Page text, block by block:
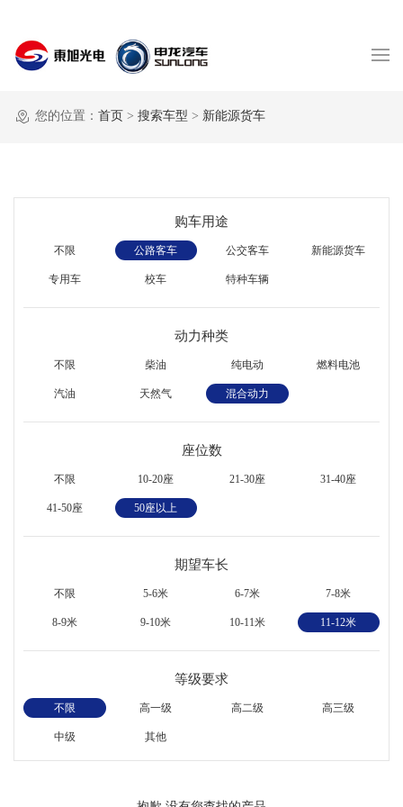
您的位置： 首页 > 搜索车型 > 新能源货车
购车用途
不限 公路客车 公交客车 新能源货车
专用车 校车 特种车辆
动力种类
不限 柴油 纯电动 燃料电池
汽油 天然气 混合动力
座位数
不限 10-20座 21-30座 31-40座
41-50座 50座以上
期望车长
不限 5-6米 6-7米 7-8米
8-9米 9-10米 10-11米 11-12米
等级要求
不限 高一级 高二级 高三级
中级 其他